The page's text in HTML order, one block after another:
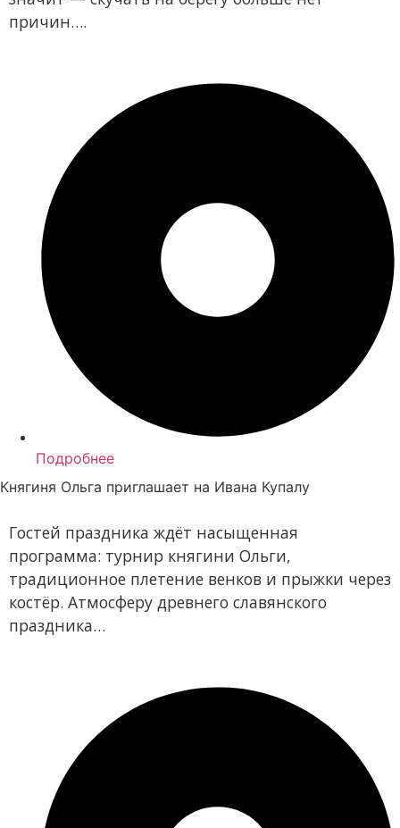
причин….
Подробнее
Княгиня Ольга приглашает на Ивана Купалу
Гостей праздника ждёт насыщенная
программа: турнир княгини Ольги,
традиционное плетение венков и прыжки через
костёр. Атмосферу древнего славянского
праздника…